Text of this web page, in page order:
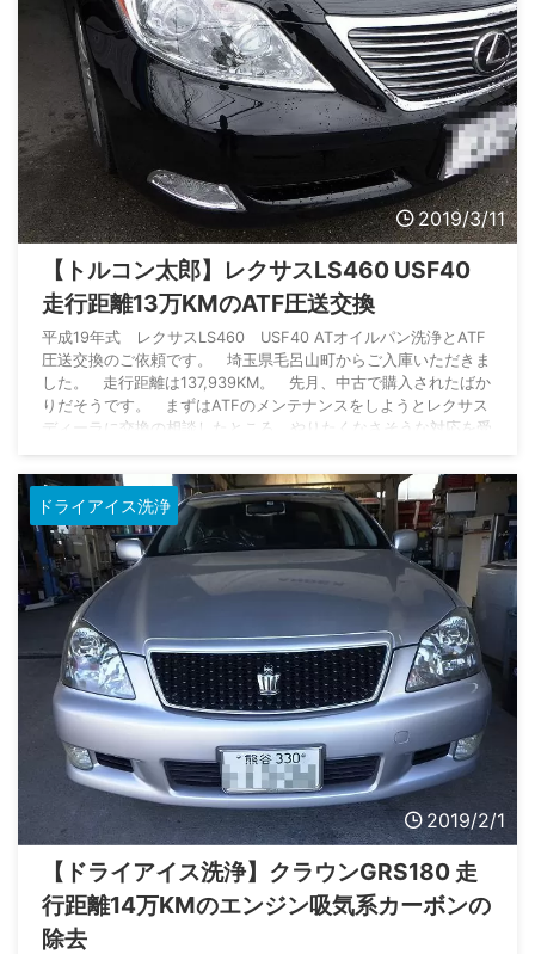
2019/3/11
【トルコン太郎】レクサスLS460 USF40
走行距離13万KMのATF圧送交換
平成19年式 レクサスLS460 USF40 ATオイルパン洗浄とATF
圧送交換のご依頼です。 埼玉県毛呂山町からご入庫いただきま
した。 走行距離は137,939KM。 先月、中古で購入されたばか
りだそうです。 まずはATFのメンテナンスをしようとレクサス
ディーラに交換の相談したところ、やりたくなさそうな対応を受
収集しているときにオートサプライ鈴木を見つけていただまし
た。 ...
ドライアイス洗浄
2019/2/1
【ドライアイス洗浄】クラウンGRS180 走
行距離14万KMのエンジン吸気系カーボンの
除去